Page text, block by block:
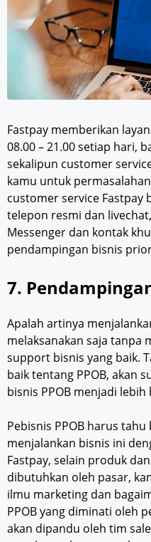
Fastpay memberikan
08.00 – 21.00 setiap hari,
sekalipun customer
kamu untuk
customer service Fastpay
telepon resmi dan
Messenger dan kontak
pendampingan bisnis
7.
Apalah artinya
melaksanakan saja tanpa
support bisnis yang baik.
baik tentang PPOB, akan
bisnis PPOB menjadi lebih
Pebisnis PPOB harus
menjalankan bisnis ini
Fastpay, selain produk
dibutuhkan oleh pasar,
ilmu marketing dan
PPOB yang diminati oleh
akan dipandu oleh tim